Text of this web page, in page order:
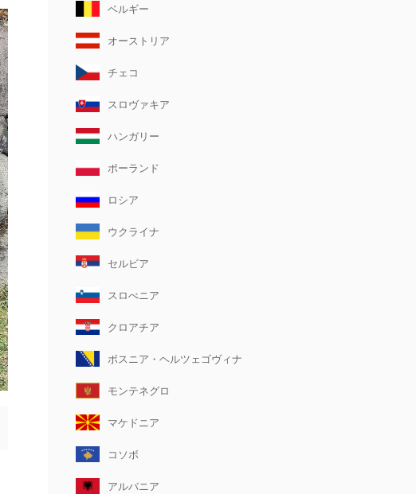
ベルギー
オーストリア
チェコ
スロヴァキア
ハンガリー
ポーランド
ロシア
ウクライナ
セルビア
スロべニア
クロアチア
ボスニア・ヘルツェゴヴィナ
モンテネグロ
マケドニア
コソボ
アルバニア